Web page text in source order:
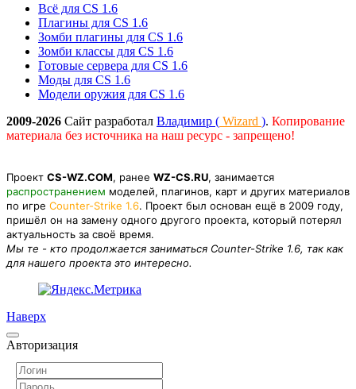
Всё для CS 1.6
Плагины для CS 1.6
Зомби плагины для CS 1.6
Зомби классы для CS 1.6
Готовые сервера для CS 1.6
Моды для CS 1.6
Модели оружия для CS 1.6
2009-2026 Сайт разработал Владимир ( Wizard ). Копирование
материала без источника на наш ресурс - запрещено!
Проект CS-WZ.COM, ранее WZ-CS.RU, занимается
распространением моделей, плагинов, карт и других материалов
по игре Counter-Strike 1.6. Проект был основан ещё в 2009 году,
пришёл он на замену одного другого проекта, который потерял
актуальность за своё время.
Мы те - кто продолжается заниматься Counter-Strike 1.6, так как
для нашего проекта это интересно.
Наверх
Авторизация